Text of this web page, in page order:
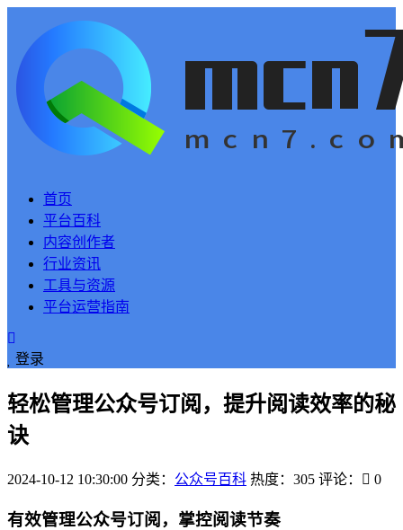
首页
平台百科
内容创作者
行业资讯
工具与资源
平台运营指南
登录
轻松管理公众号订阅，提升阅读效率的秘
诀
2024-10-12 10:30:00 分类： 公众号百科 热度：305 评论： 0
有效管理公众号订阅，掌控阅读节奏